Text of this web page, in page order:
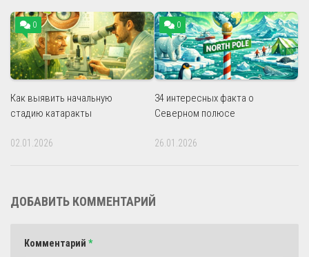
0
Как выявить начальную
стадию катаракты
02.01.2026
0
34 интересных факта о
Северном полюсе
26.01.2026
ДОБАВИТЬ КОММЕНТАРИЙ
Комментарий *